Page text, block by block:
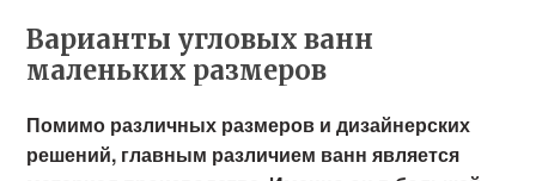
Варианты угловых ванн
маленьких размеров
Помимо различных размеров и дизайнерских
решений, главным различием ванн является